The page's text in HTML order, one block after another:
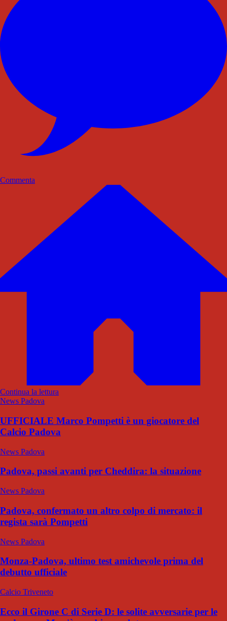
Commenta
Continua la lettura
News Padova
UFFICIALE Marco Pompetti è un giocatore del
Calcio Padova
News Padova
Padova, passi avanti per Cheddira: la situazione
News Padova
Padova, confermato un altro colpo di mercato: il
regista sarà Pompetti
News Padova
Monza-Padova, ultimo test amichevole prima del
debutto ufficiale
Calcio Triveneto
Ecco il Girone C di Serie D: le solite avversarie per le